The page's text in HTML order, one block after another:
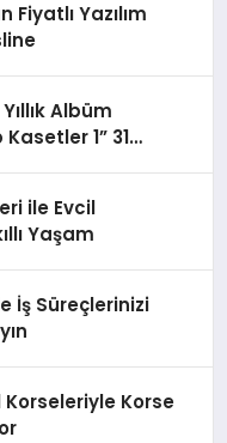
Fiyatlı Yazılım
Albüm
Kasetler 1” 31
ile Evcil
Yaşam
İş Süreçlerinizi
Korseleriyle Korse